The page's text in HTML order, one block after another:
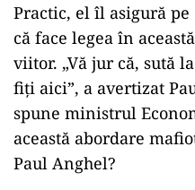
Practic, el îl asigură
că face legea în
viitor. „Vă jur că, sută
fiți aici”, a avertizat
spune ministrul
această abordare
Paul Anghel?